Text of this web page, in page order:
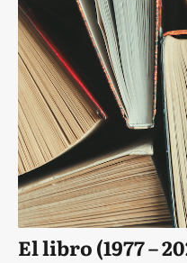
El libro (1977 –